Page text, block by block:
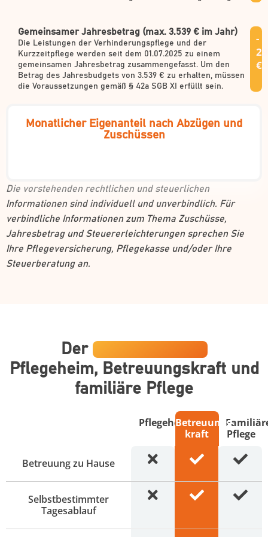
Gemeinsamer Jahresbetrag (max. 3.539 € im Jahr)
Die Leistungen der Verhinderungspflege und der
Kurzzeitpflege werden seit dem 01.07.2025 zu einem
gemeinsamen Jahresbetrag zusammengefasst. Um den
Betrag des Jahresbudgets von 3.539 € zu erhalten, müssen
die Voraussetzungen gemäß § 42a SGB XI erfüllt sein.
-
€
Monatlicher Eigenanteil nach Abzügen und
Zuschüssen
Die vorstehenden rechtlichen und steuerlichen
Informationen sind individuell und unverbindlich. Für
verbindliche Informationen zum Thema Zuschüsse,
Jahresbetrag und Steuererleichterungen sprechen Sie
Ihre Pflegeversicherung, Pflegekasse und/oder Ihre
Steuerberatung an.
Der Direktvergleich
Pflegeheim, Betreuungskraft und
familiäre Pflege
PflegeheimBetreuungs­
kraft
Pflege
Betreuung zu Hause
Selbstbestimmter
Tagesablauf